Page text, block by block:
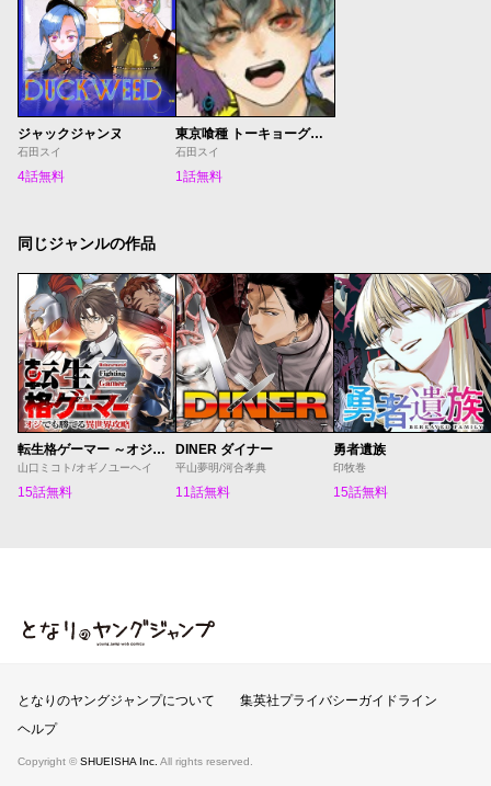
ジャックジャンヌ
石田スイ
4話無料
東京喰種 トーキョーグール:re
石田スイ
1話無料
同じジャンルの作品
転生格ゲーマー ～オジでも勝てる異世界攻略～
山口ミコト/オギノユーヘイ
15話無料
DINER ダイナー
平山夢明/河合孝典
11話無料
勇者遺族
印牧巻
15話無料
となりのヤングジャンプ
となりのヤングジャンプについて
集英社プライバシーガイドライン
ヘルプ
Copyright © SHUEISHA Inc. All rights reserved.